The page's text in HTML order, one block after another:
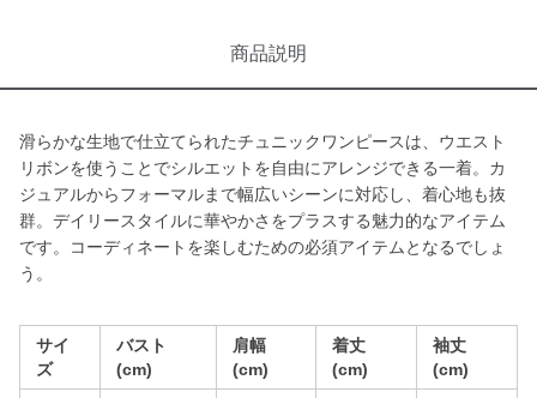
商品説明
滑らかな生地で仕立てられたチュニックワンピースは、ウエスト
リボンを使うことでシルエットを自由にアレンジできる一着。カ
ジュアルからフォーマルまで幅広いシーンに対応し、着心地も抜
群。デイリースタイルに華やかさをプラスする魅力的なアイテム
です。コーディネートを楽しむための必須アイテムとなるでしょ
う。
サイ
ズ
バスト
(cm)
肩幅
(cm)
着丈
(cm)
袖丈
(cm)